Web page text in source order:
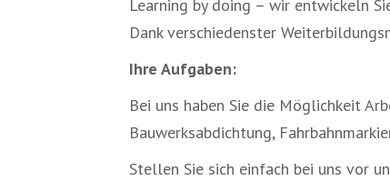
Learning by doing – wir entwickeln
Dank verschiedenster
Ihre Aufgaben:
Bei uns haben Sie die Möglichkeit
Bauwerksabdichtung,
Stellen Sie sich einfach bei uns vor